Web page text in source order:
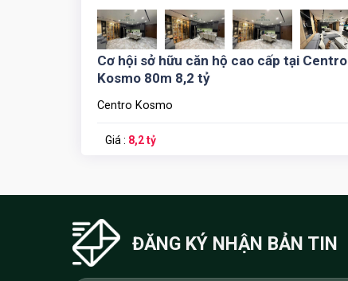
Cơ hội sở hữu căn hộ cao cấp tại Centro
Kosmo 80m 8,2 tỷ
Centro Kosmo
Giá : 8,2 tỷ
ĐĂNG KÝ NHẬN BẢN TIN